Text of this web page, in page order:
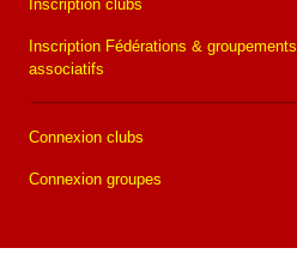
Inscription clubs
Inscription Fédérations & groupements
associatifs
Connexion clubs
Connexion groupes